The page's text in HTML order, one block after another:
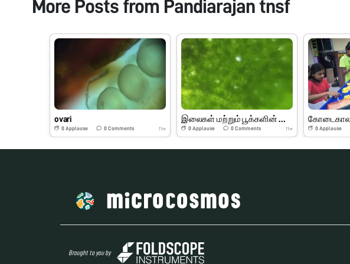
More Posts from Pandiarajan tnsf
ovari
0 Applause 0Comments 11w 0 Applause 0Comments 11w 0 Applause
Brought to you by